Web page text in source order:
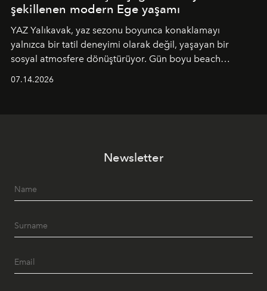
şekillenen modern Ege yaşamı
YAZ Yalıkavak, yaz sezonu boyunca konaklamayı
yalnızca bir tatil deneyimi olarak değil, yaşayan bir
sosyal atmosfere dönüştürüyor. Gün boyu beach
geceye taşıyarak her hafta farklı bir deneyim sunuyor.
07.14.2026
Newsletter